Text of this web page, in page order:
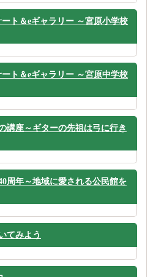
ト＆eギャラリー ～宮原小学校
ト＆eギャラリー ～宮原中学校
座～ギターの先祖は弓に行き
周年～地域に愛される公民館を
てみよう